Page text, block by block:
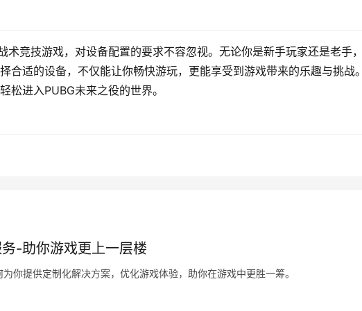
术竞技游戏，对设备配置的要求不容忽视。无论你是新手玩家还是老手
合适的设备，不仅能让你畅快游玩，更能享受到游戏带来的乐趣与挑战
松进入PUBG未来之役的世界。
-助你游戏更上一层楼
你提供定制化解决方案，优化游戏体验，助你在游戏中更胜一筹。